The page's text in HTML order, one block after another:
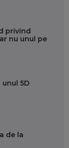
privind
nu unul pe
unul 5D
de la